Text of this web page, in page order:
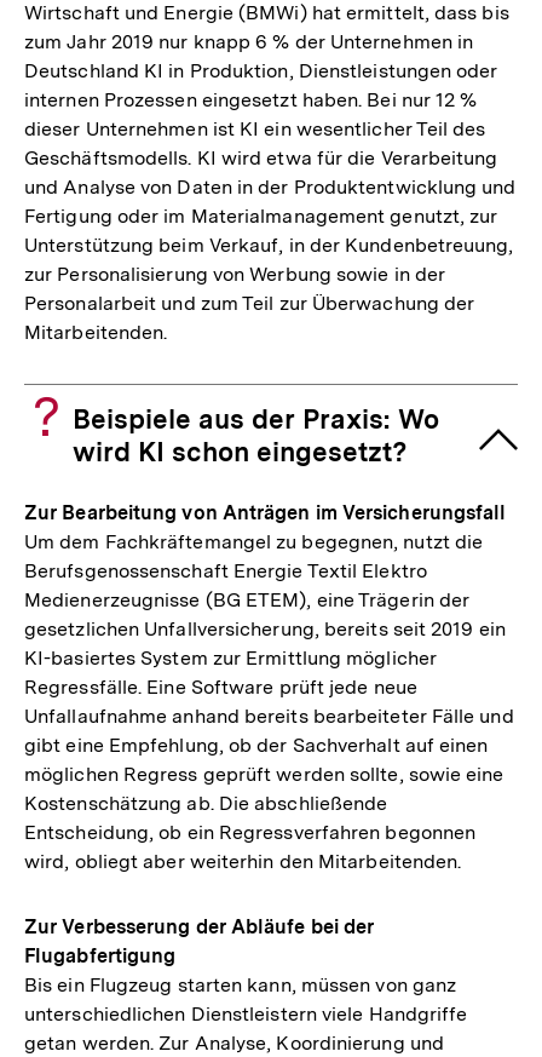
Wirtschaft und Energie (BMWi) hat ermittelt, dass bis
zum Jahr 2019 nur knapp 6 % der Unternehmen in
Deutschland KI in Produktion, Dienstleistungen oder
internen Prozessen eingesetzt haben. Bei nur 12 %
dieser Unternehmen ist KI ein wesentlicher Teil des
Geschäftsmodells. KI wird etwa für die Verarbeitung
und Analyse von Daten in der Produktentwicklung und
Fertigung oder im Materialmanagement genutzt, zur
Unterstützung beim Verkauf, in der Kundenbetreuung,
zur Personalisierung von Werbung sowie in der
Personalarbeit und zum Teil zur Überwachung der
Mitarbeitenden.
Beispiele aus der Praxis: Wo
wird KI schon eingesetzt?
Zur Bearbeitung von Anträgen im Versicherungsfall
Um dem Fachkräftemangel zu begegnen, nutzt die
Berufsgenossenschaft Energie Textil Elektro
Medienerzeugnisse (BG ETEM), eine Trägerin der
gesetzlichen Unfallversicherung, bereits seit 2019 ein
KI-basiertes System zur Ermittlung möglicher
Regressfälle. Eine Software prüft jede neue
Unfallaufnahme anhand bereits bearbeiteter Fälle und
gibt eine Empfehlung, ob der Sachverhalt auf einen
möglichen Regress geprüft werden sollte, sowie eine
Kostenschätzung ab. Die abschließende
Entscheidung, ob ein Regressverfahren begonnen
wird, obliegt aber weiterhin den Mitarbeitenden.
Zur Verbesserung der Abläufe bei der
Flugabfertigung
Bis ein Flugzeug starten kann, müssen von ganz
unterschiedlichen Dienstleistern viele Handgriffe
getan werden. Zur Analyse, Koordinierung und